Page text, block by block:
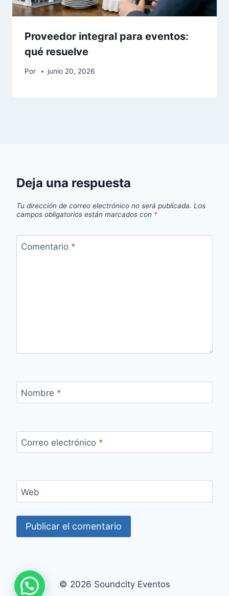
Proveedor integral para eventos:
qué resuelve
Por junio 20, 2026
Deja una respuesta
Tu dirección de correo electrónico no será publicada. Los
campos obligatorios están marcados con *
Comentario *
Nombre *
Correo electrónico *
Web
© 2026 Soundcity Eventos